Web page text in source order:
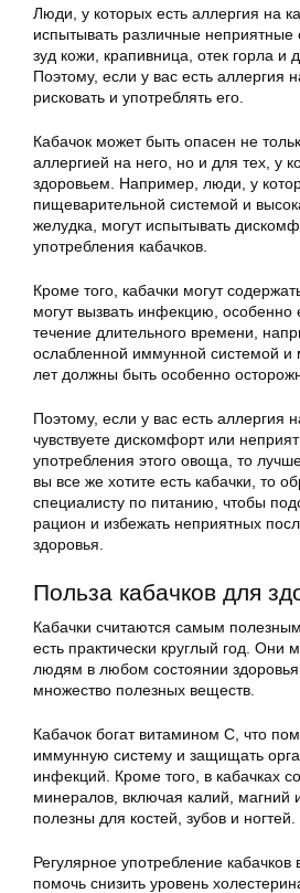
Люди, у которых есть аллергия на
испытывать различные неприятные
зуд кожи, крапивница, отек горла и
Поэтому, если у вас есть аллергия
рисковать и употреблять его.
Кабачок может быть опасен не
аллергией на него, но и для тех, у
здоровьем. Например, люди, у
пищеварительной системой и
желудка, могут испытывать
употребления кабачков.
Кроме того, кабачки могут
могут вызвать инфекцию, особенно
течение длительного времени,
ослабленной иммунной системой
лет должны быть особенно
Поэтому, если у вас есть аллергия
чувствуете дискомфорт или
употребления этого овоща, то
вы все же хотите есть кабачки, то
специалисту по питанию, чтобы
рацион и избежать неприятных
здоровья.
Польза кабачков для
Кабачки считаются самым
есть практически круглый год. Они
людям в любом состоянии
множество полезных веществ.
Кабачок богат витамином С, что
иммунную систему и защищать
инфекций. Кроме того, в кабачках
минералов, включая калий, магний
полезны для костей, зубов и ногтей.
Регулярное употребление
помочь снизить уровень